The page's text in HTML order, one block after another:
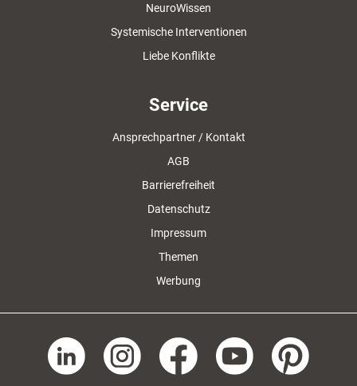
NeuroWissen
Systemische Interventionen
Liebe Konflikte
Service
Ansprechpartner / Kontakt
AGB
Barrierefreiheit
Datenschutz
Impressum
Themen
Werbung